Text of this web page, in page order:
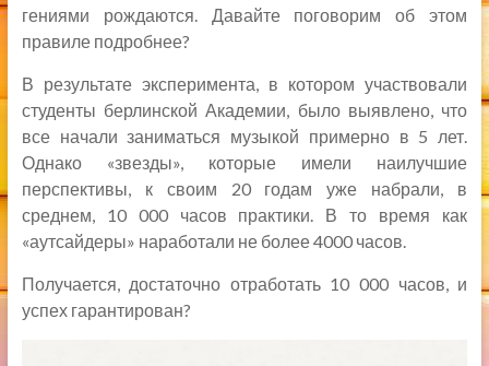
гениями рождаются. Давайте поговорим об этом
правиле подробнее?
В результате эксперимента, в котором участвовали
студенты берлинской Академии, было выявлено, что
все начали заниматься музыкой примерно в 5 лет.
Однако «звезды», которые имели наилучшие
перспективы, к своим 20 годам уже набрали, в
среднем, 10 000 часов практики. В то время как
«аутсайдеры» наработали не более 4000 часов.
Получается, достаточно отработать 10 000 часов, и
успех гарантирован?